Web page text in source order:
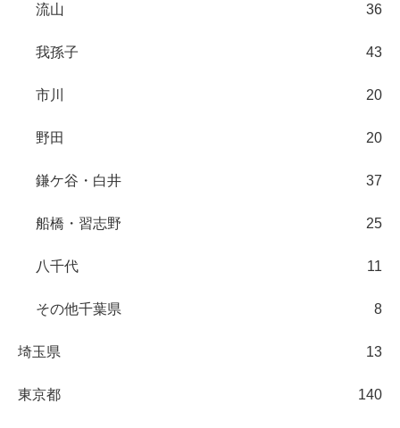
流山 36
我孫子 43
市川 20
野田 20
鎌ケ谷・白井 37
船橋・習志野 25
八千代 11
その他千葉県 8
埼玉県 13
東京都 140